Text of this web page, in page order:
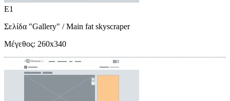
E1
Σελίδα "Gallery" / Main fat skyscraper
Μέγεθος: 260x340